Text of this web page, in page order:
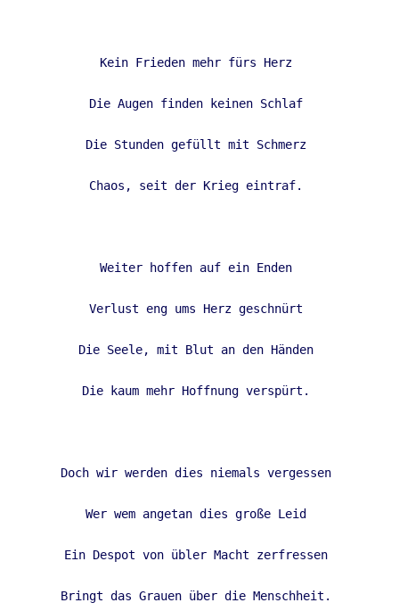
Kein Frieden mehr fürs Herz
Die Augen finden keinen Schlaf
Die Stunden gefüllt mit Schmerz
Chaos, seit der Krieg eintraf.
Weiter hoffen auf ein Enden
Verlust eng ums Herz geschnürt
Die Seele, mit Blut an den Händen
Die kaum mehr Hoffnung verspürt.
Doch wir werden dies niemals vergessen
Wer wem angetan dies große Leid
Ein Despot von übler Macht zerfressen
Bringt das Grauen über die Menschheit.